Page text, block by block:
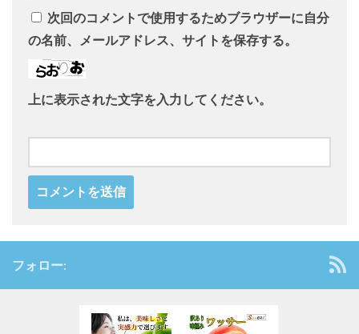
次回のコメントで使用するためブラウザーに自分
の名前、メールアドレス、サイトを保存する。
上に表示された文字を入力してください。
フォロー: